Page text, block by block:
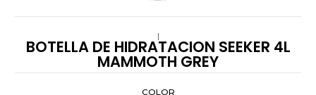
|
BOTELLA DE HIDRATACION SEEKER 4L
MAMMOTH GREY
COLOR